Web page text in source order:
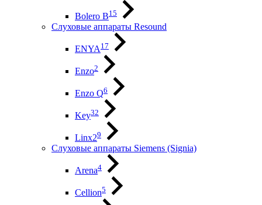
Bolero B15
Слуховые аппараты Resound
ENYA 17
Enzo2
Enzo Q6
Key32
Linx29
Слуховые аппараты Siemens (Signia)
Arena4
Cellion5